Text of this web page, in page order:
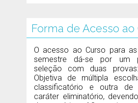
Forma de Acesso ao
O acesso ao Curso para
semestre dá-se por um
seleção com duas
Objetiva de múltipla
classificatório e outra de
caráter eliminatório,